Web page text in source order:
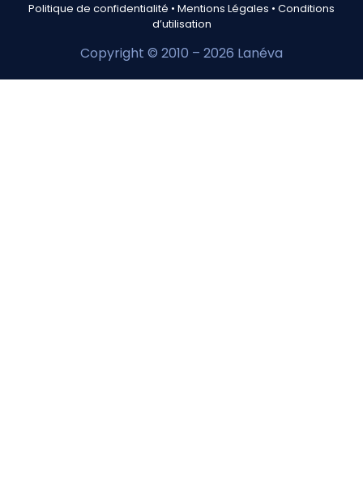
Politique de confidentialité • Mentions Légales • Conditions
d’utilisation
Copyright © 2010 – 2026 Lanéva